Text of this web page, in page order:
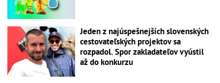
Jeden z najúspešnejších slovenských
cestovateľských projektov sa
rozpadol. Spor zakladateľov vyústil
až do konkurzu